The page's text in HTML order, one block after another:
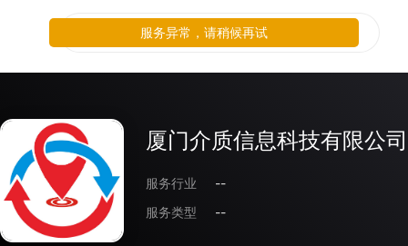
厦门介质信息科技有限公司
服务行业
--
服务类型
--
服务异常，请稍候再试